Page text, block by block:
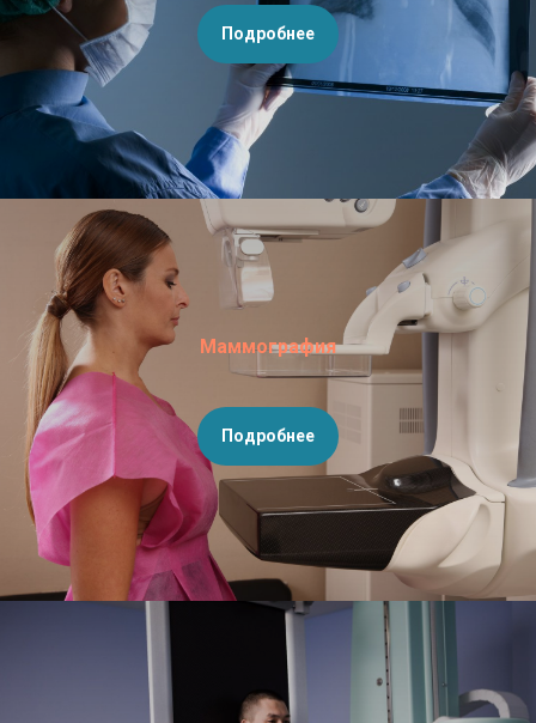
Подробнее
Маммография
Подробнее